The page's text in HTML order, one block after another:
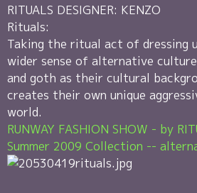
RITUALS DESIGNER: KENZO
Rituals:
Taking the ritual act of dressing
wider sense of alternative
and goth as their cultural
creates their own unique
world.
RUNWAY FASHION SHOW - by
Summer 2009 Collection --